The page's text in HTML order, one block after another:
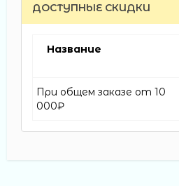
ДОСТУПНЫЕ СКИДКИ
Название
При общем заказе от 10
000₽